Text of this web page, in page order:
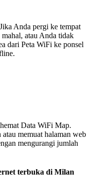
Anda pergi ke tempat
atau Anda tidak
dari Peta WiFi ke ponsel
Data WiFi Map.
memuat halaman web
mengurangi jumlah
terbuka di Milan